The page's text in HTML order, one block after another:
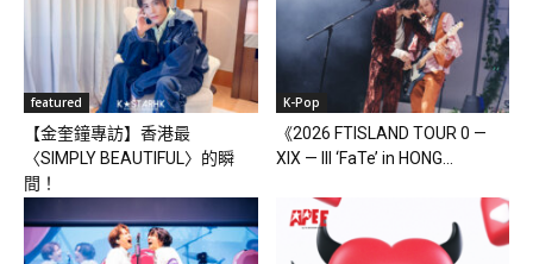
featured
【金奎鐘專訪】香港最
〈SIMPLY BEAUTIFUL〉的瞬
間！
K-Pop
《2026 FTISLAND TOUR 0 —
XIX — III ‘FaTe’ in HONG...